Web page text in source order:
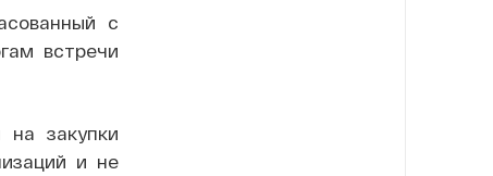
с
встречи
на закупки
и не